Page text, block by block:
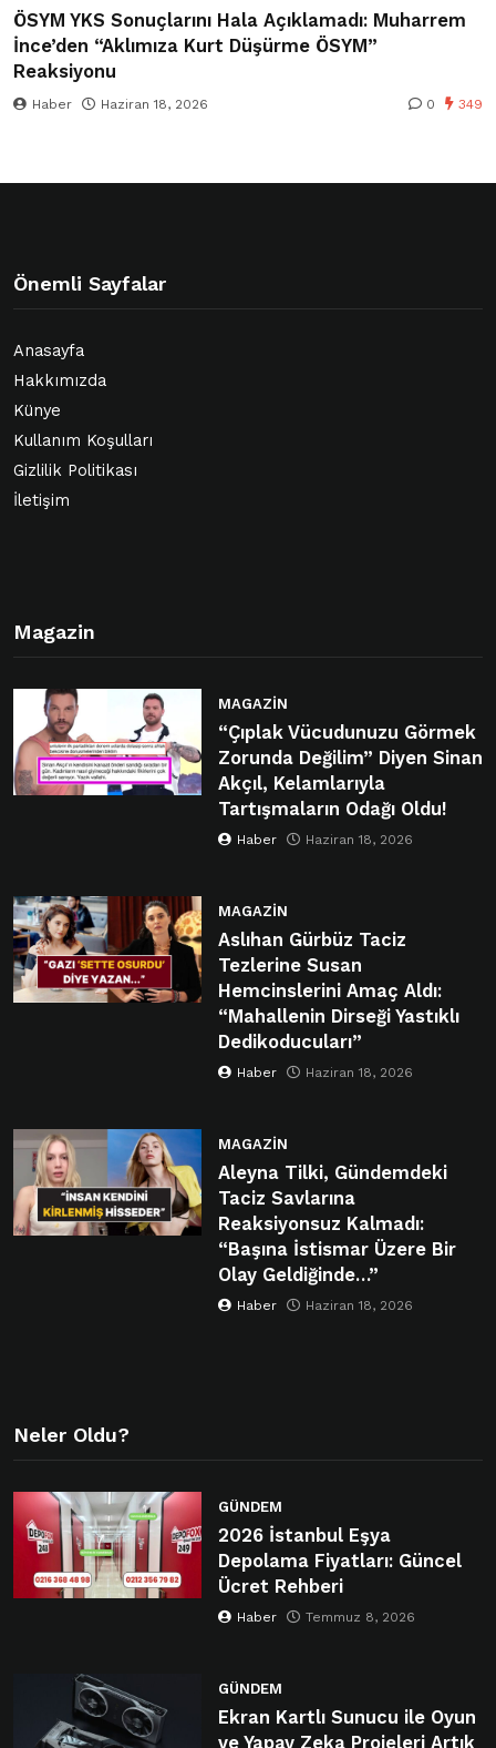
ÖSYM YKS Sonuçlarını Hala Açıklamadı: Muharrem
İnce’den “Aklımıza Kurt Düşürme ÖSYM”
Reaksiyonu
Haber Haziran 18, 2026 0 349
Önemli Sayfalar
Anasayfa
Hakkımızda
Künye
Kullanım Koşulları
Gizlilik Politikası
İletişim
Magazin
MAGAZIN
“Çıplak Vücudunuzu Görmek
Zorunda Değilim” Diyen Sinan
Akçıl, Kelamlarıyla
Tartışmaların Odağı Oldu!
Haber Haziran 18, 2026
MAGAZIN
Aslıhan Gürbüz Taciz
Tezlerine Susan
Hemcinslerini Amaç Aldı:
“Mahallenin Dirseği Yastıklı
Dedikoducuları”
Haber Haziran 18, 2026
MAGAZIN
Aleyna Tilki, Gündemdeki
Taciz Savlarına
Reaksiyonsuz Kalmadı:
“Başına İstismar Üzere Bir
Olay Geldiğinde…”
Haber Haziran 18, 2026
Neler Oldu?
GÜNDEM
2026 İstanbul Eşya
Depolama Fiyatları: Güncel
Ücret Rehberi
Haber Temmuz 8, 2026
GÜNDEM
Ekran Kartlı Sunucu ile Oyun
ve Yapay Zeka Projeleri Artık